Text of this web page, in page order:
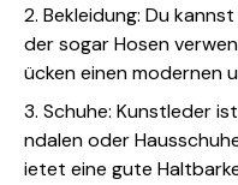
2. Bekleidung: Du
der sogar Hosen
ücken einen modernen
3. Schuhe: Kunstleder
ndalen oder
ietet eine gute